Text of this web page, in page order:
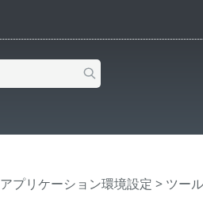
アプリケーション環境設定 > ツール